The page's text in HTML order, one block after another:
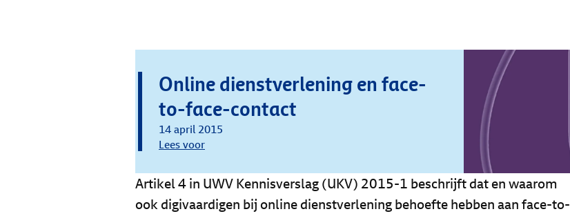
Online dienstverlening en face-
to-face-contact
14 april 2015
Lees voor
Artikel 4 in UWV Kennisverslag (UKV) 2015-1 beschrijft dat en waarom
ook digivaardigen bij online dienstverlening behoefte hebben aan face-to-